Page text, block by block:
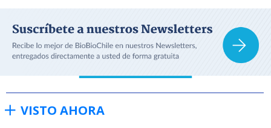
VISTO AHORA